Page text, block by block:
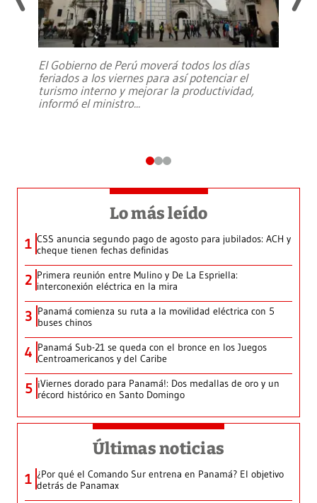
El Gobierno de Perú moverá todos los días
feriados a los viernes para así potenciar el
turismo interno y mejorar la productividad,
informó el ministro...
Lo más leído
1 CSS anuncia segundo pago de agosto para jubilados: ACH y
cheque tienen fechas definidas
2 Primera reunión entre Mulino y De La Espriella:
interconexión eléctrica en la mira
3 Panamá comienza su ruta a la movilidad eléctrica con 5
buses chinos
4 Panamá Sub-21 se queda con el bronce en los Juegos
Centroamericanos y del Caribe
5 ¡Viernes dorado para Panamá!: Dos medallas de oro y un
récord histórico en Santo Domingo
Últimas noticias
1 ¿Por qué el Comando Sur entrena en Panamá? El objetivo
detrás de Panamax